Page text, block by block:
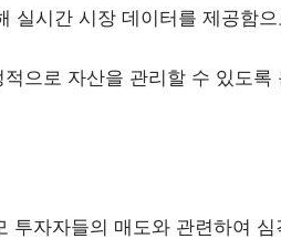
실시간 시장 데이터를 제공함
으로 자산을 관리할 수 있도록
투자자들의 매도와 관련하여